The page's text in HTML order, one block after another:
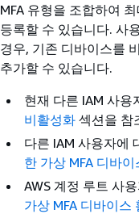
MFA 유형을 조합하여 최
등록할 수 있습니다. 사
경우, 기존 디바이스를
추가할 수 있습니다.
현재 다른 IAM 사
비활성화 섹션을 참
다른 IAM 사용자에
한 가상 MFA 디바
AWS 계정 루트 사
가상 MFA 디바이스